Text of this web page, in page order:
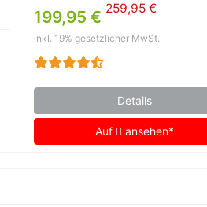
199,95 € 259,95 €
inkl. 19% gesetzlicher MwSt.
Details
Auf ansehen*